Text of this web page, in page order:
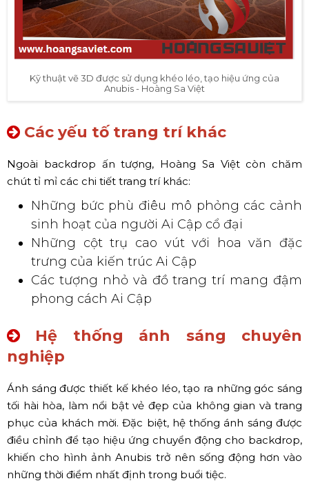
Kỹ thuật vẽ 3D được sử dụng khéo léo, tạo hiệu ứng của
Anubis - Hoàng Sa Việt
Các yếu tố trang trí khác
Ngoài backdrop ấn tượng, Hoàng Sa Việt còn chăm
chút tỉ mỉ các chi tiết trang trí khác:
Những bức phù điêu mô phỏng các cảnh
sinh hoạt của người Ai Cập cổ đại
Những cột trụ cao vút với hoa văn đặc
trưng của kiến trúc Ai Cập
Các tượng nhỏ và đồ trang trí mang đậm
phong cách Ai Cập
Hệ thống ánh sáng chuyên
nghiệp
Ánh sáng được thiết kế khéo léo, tạo ra những góc sáng
tối hài hòa, làm nổi bật vẻ đẹp của không gian và trang
phục của khách mời. Đặc biệt, hệ thống ánh sáng được
điều chỉnh để tạo hiệu ứng chuyển động cho backdrop,
khiến cho hình ảnh Anubis trở nên sống động hơn vào
những thời điểm nhất định trong buổi tiệc.